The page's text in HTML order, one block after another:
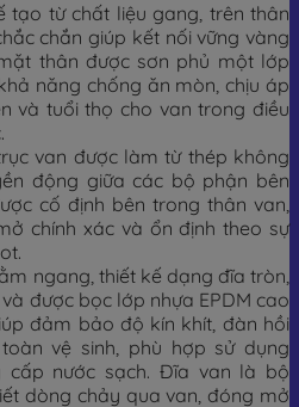
tạo từ chất liệu gang, trên thân
chắn giúp kết nối vững vàng
thân được sơn phủ một lớp
năng chống ăn mòn, chịu áp
và tuổi thọ cho van trong điều
van được làm từ thép không
động giữa các bộ phận bên
cố định bên trong thân van,
chính xác và ổn định theo sự
ngang, thiết kế dạng đĩa tròn,
được bọc lớp nhựa EPDM cao
đảm bảo độ kín khít, đàn hồi
vệ sinh, phù hợp sử dụng
cấp nước sạch. Đĩa van là bộ
dòng chảy qua van, đóng mở